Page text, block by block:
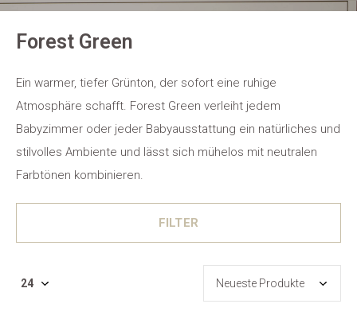
Forest Green
Ein warmer, tiefer Grünton, der sofort eine ruhige
Atmosphäre schafft. Forest Green verleiht jedem
Babyzimmer oder jeder Babyausstattung ein natürliches und
stilvolles Ambiente und lässt sich mühelos mit neutralen
Farbtönen kombinieren.
FILTER